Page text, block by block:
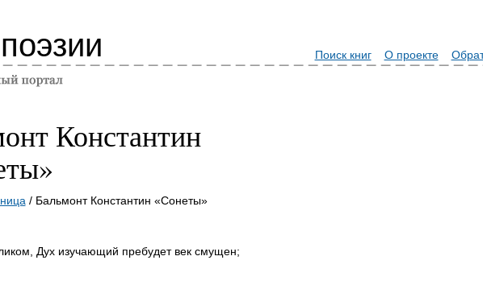
Поиск книг О проекте
Константин
/ Бальмонт Константин «Сонеты»
Дух изучающий пребудет век смущен;